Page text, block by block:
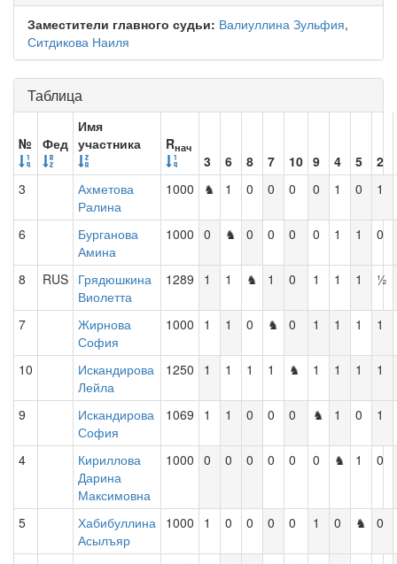
Заместители главного судьи: Валиуллина Зульфия,
Ситдикова Наиля
Таблица
№ Фед
Имя
участника
Rнач
3 6 8 7 10 9 4 5
2
3
Ахметова
Ралина
1000 ♞ 1 0 0 0 0 1 0 1
6
Бурганова
Амина
1000 0 ♞ 0 0 0 0 1 1 0
8 RUS Грядюшкина
Виолетта
1289 1 1 ♞ 1 0 1 1 1 ½
7
Жирнова
София
1000 1 1 0 ♞ 0 1 1 1 1
10
Искандирова
Лейла
1250 1 1 1 1 ♞ 1 1 1 1
9
Искандирова
София
1069 1 1 0 0 0 ♞ 1 0 1
4
Кириллова
Дарина
Максимовна
1000 0 0 0 0 0 0 ♞ 1 0
5
Хабибуллина
Асылъяр
1000 1 0 0 0 0 1 0 ♞ 0